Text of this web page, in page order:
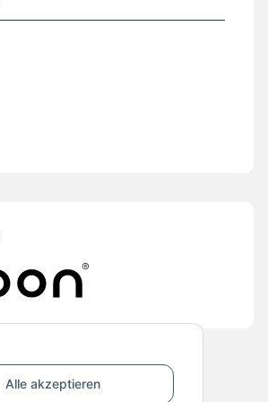
Alle akzeptieren